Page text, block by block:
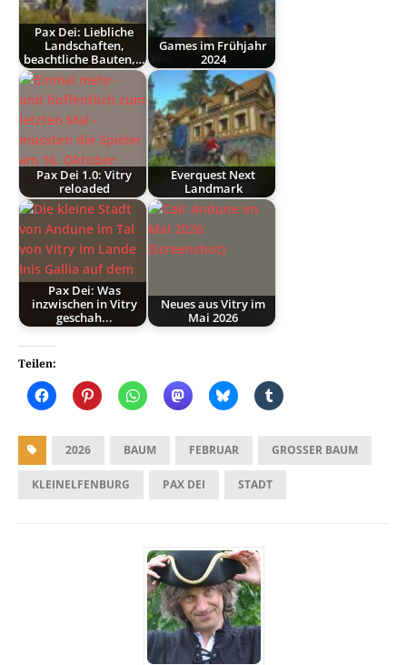
Pax Dei: Liebliche
Landschaften,
beachtliche Bauten,…
Games im Frühjahr
2024
Pax Dei 1.0: Vitry
reloaded
Everquest Next
Landmark
Pax Dei: Was
inzwischen in Vitry
geschah...
Neues aus Vitry im
Mai 2026
Teilen:
2026 BAUM FEBRUAR GROSSER BAUM
KLEINELFENBURG PAX DEI STADT